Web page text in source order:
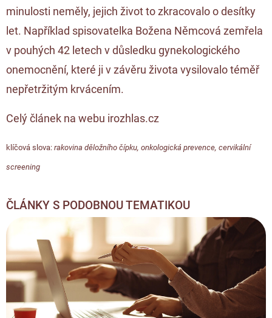
minulosti neměly, jejich život to zkracovalo o desítky
let. Například spisovatelka Božena Němcová zemřela
v pouhých 42 letech v důsledku gynekologického
onemocnění, které ji v závěru života vysilovalo téměř
nepřetržitým krvácením.
Celý článek na webu irozhlas.cz
klíčová slova: rakovina děložního čípku, onkologická prevence, cervikální
screening
ČLÁNKY S PODOBNOU TEMATIKOU